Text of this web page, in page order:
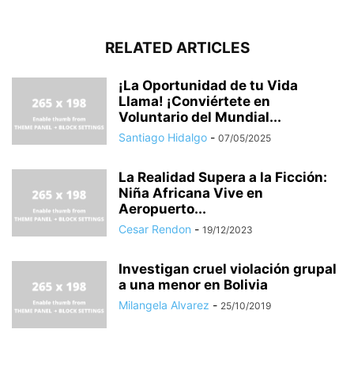
RELATED ARTICLES
¡La Oportunidad de tu Vida
Llama! ¡Conviértete en
Voluntario del Mundial...
Santiago Hidalgo - 07/05/2025
La Realidad Supera a la Ficción:
Niña Africana Vive en
Aeropuerto...
Cesar Rendon - 19/12/2023
Investigan cruel violación grupal
a una menor en Bolivia
Milangela Alvarez - 25/10/2019